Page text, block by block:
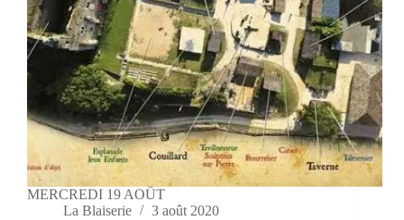
MERCREDI 19 AOÛT
La Blaiserie
3 août 2020